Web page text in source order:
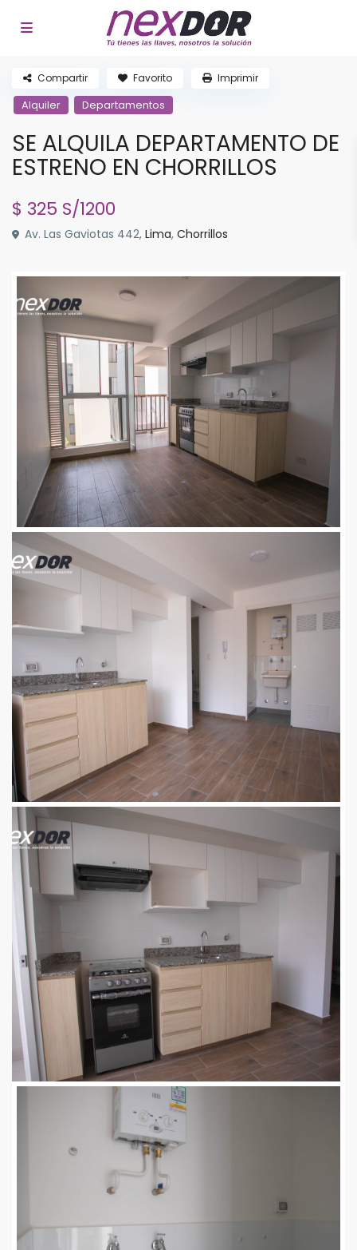
Alquiler Departamentos
SE ALQUILA DEPARTAMENTO DE
ESTRENO EN CHORRILLOS
$ 325 S/1200
Av. Las Gaviotas 442,Lima,Chorrillos
Compartir Favorito Imprimir